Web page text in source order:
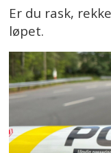
Er du rask,
løpet.